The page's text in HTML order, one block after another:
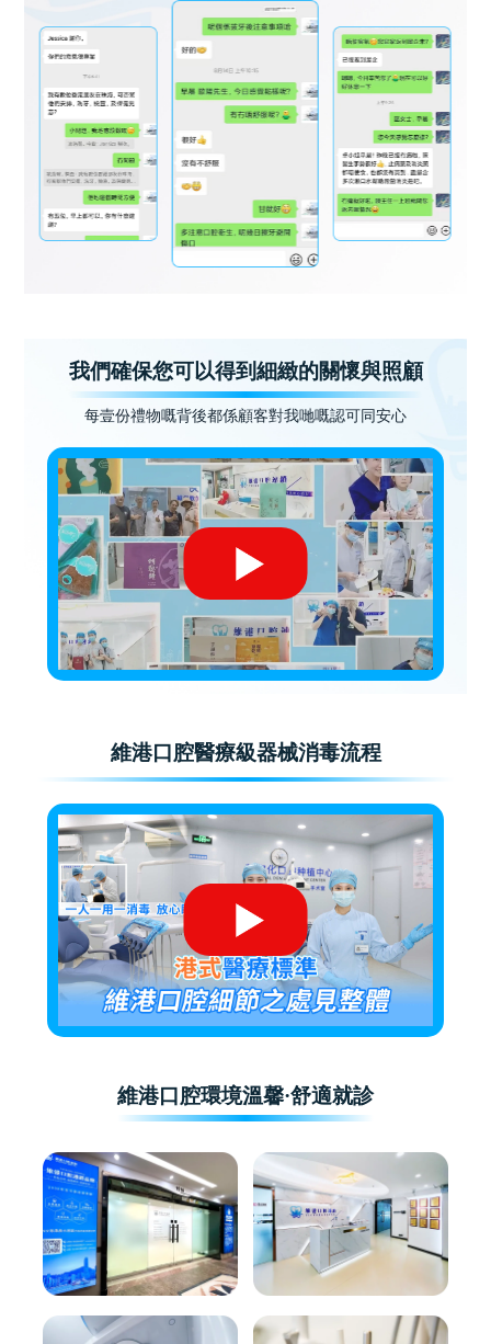
我們確保您可以得到細緻的關懷與照顧
每壹份禮物嘅背後都係顧客對我哋嘅認可同安心
維港口腔醫療級器械消毒流程
維港口腔環境溫馨·舒適就診